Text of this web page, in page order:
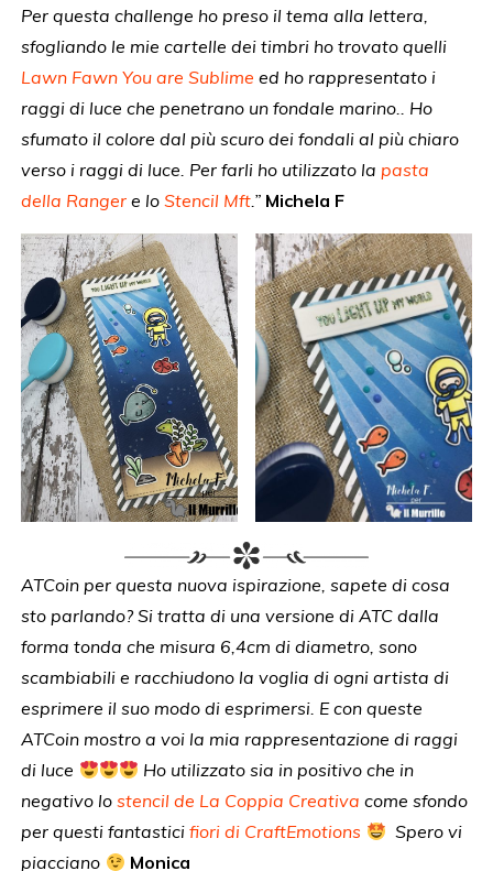
Per questa challenge ho preso il tema alla lettera,
sfogliando le mie cartelle dei timbri ho trovato quelli
Lawn Fawn You are Sublime ed ho rappresentato i
raggi di luce che penetrano un fondale marino.. Ho
sfumato il colore dal più scuro dei fondali al più chiaro
verso i raggi di luce. Per farli ho utilizzato la pasta
della Ranger e loStencil Mft.” Michela F
ATCoin per questa nuova ispirazione, sapete di cosa
sto parlando? Si tratta di una versione di ATC dalla
forma tonda che misura 6,4cm di diametro, sono
scambiabili e racchiudono la voglia di ogni artista di
esprimere il suo modo di esprimersi. E con queste
ATCoin mostro a voi la mia rappresentazione di raggi
di luce
Ho utilizzato sia in positivo che in
negativo lostencil de La Coppia Creativa come sfondo
per questi fantasticifiori di CraftEmotions
Spero vi
piacciano
Monica